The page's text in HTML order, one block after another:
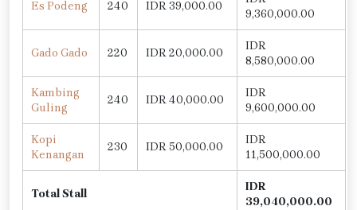
Es Podeng 240 IDR 39,000.00
9,360,000.00
Gado Gado 220 IDR 20,000.00
IDR
8,580,000.00
Kambing
Guling
240 IDR 40,000.00
IDR
9,600,000.00
Kopi
Kenangan
230 IDR 50,000.00
IDR
11,500,000.00
Total Stall
IDR
39,040,000.00